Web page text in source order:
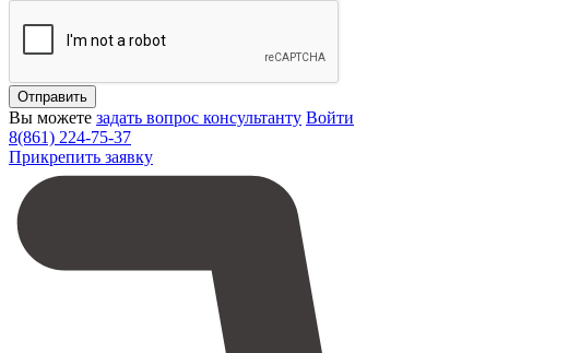
Отправить
Вы можете задать вопрос консультанту Войти
8(861) 224-75-37
Прикрепить заявку